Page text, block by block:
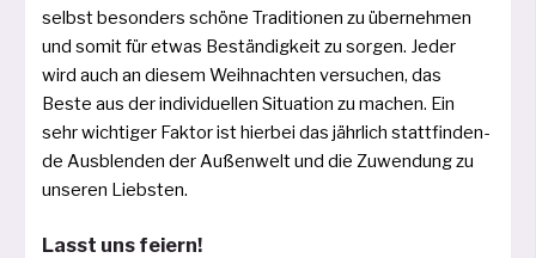
selbst beson­ders schö­ne Traditionen zu über­neh­men
und somit für etwas Beständigkeit zu sor­gen. Jeder
wird auch an die­sem Weihnachten ver­su­chen, das
Beste aus der indi­vi­du­el­len Situation zu machen. Ein
sehr wich­ti­ger Faktor ist hier­bei das jähr­lich statt­fin­den­
de Ausblenden der Außenwelt und die Zuwendung zu
unse­ren Liebsten.
Lasst uns feiern!